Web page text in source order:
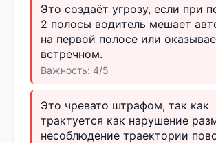
Это создаёт угрозу, если при
2 полосы водитель мешает
на первой полосе или
встречном.
Важность: 4/5
Это чревато штрафом, так как
трактуется как нарушение
несоблюдение траектории